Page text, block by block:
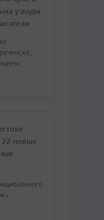
у воды
новые